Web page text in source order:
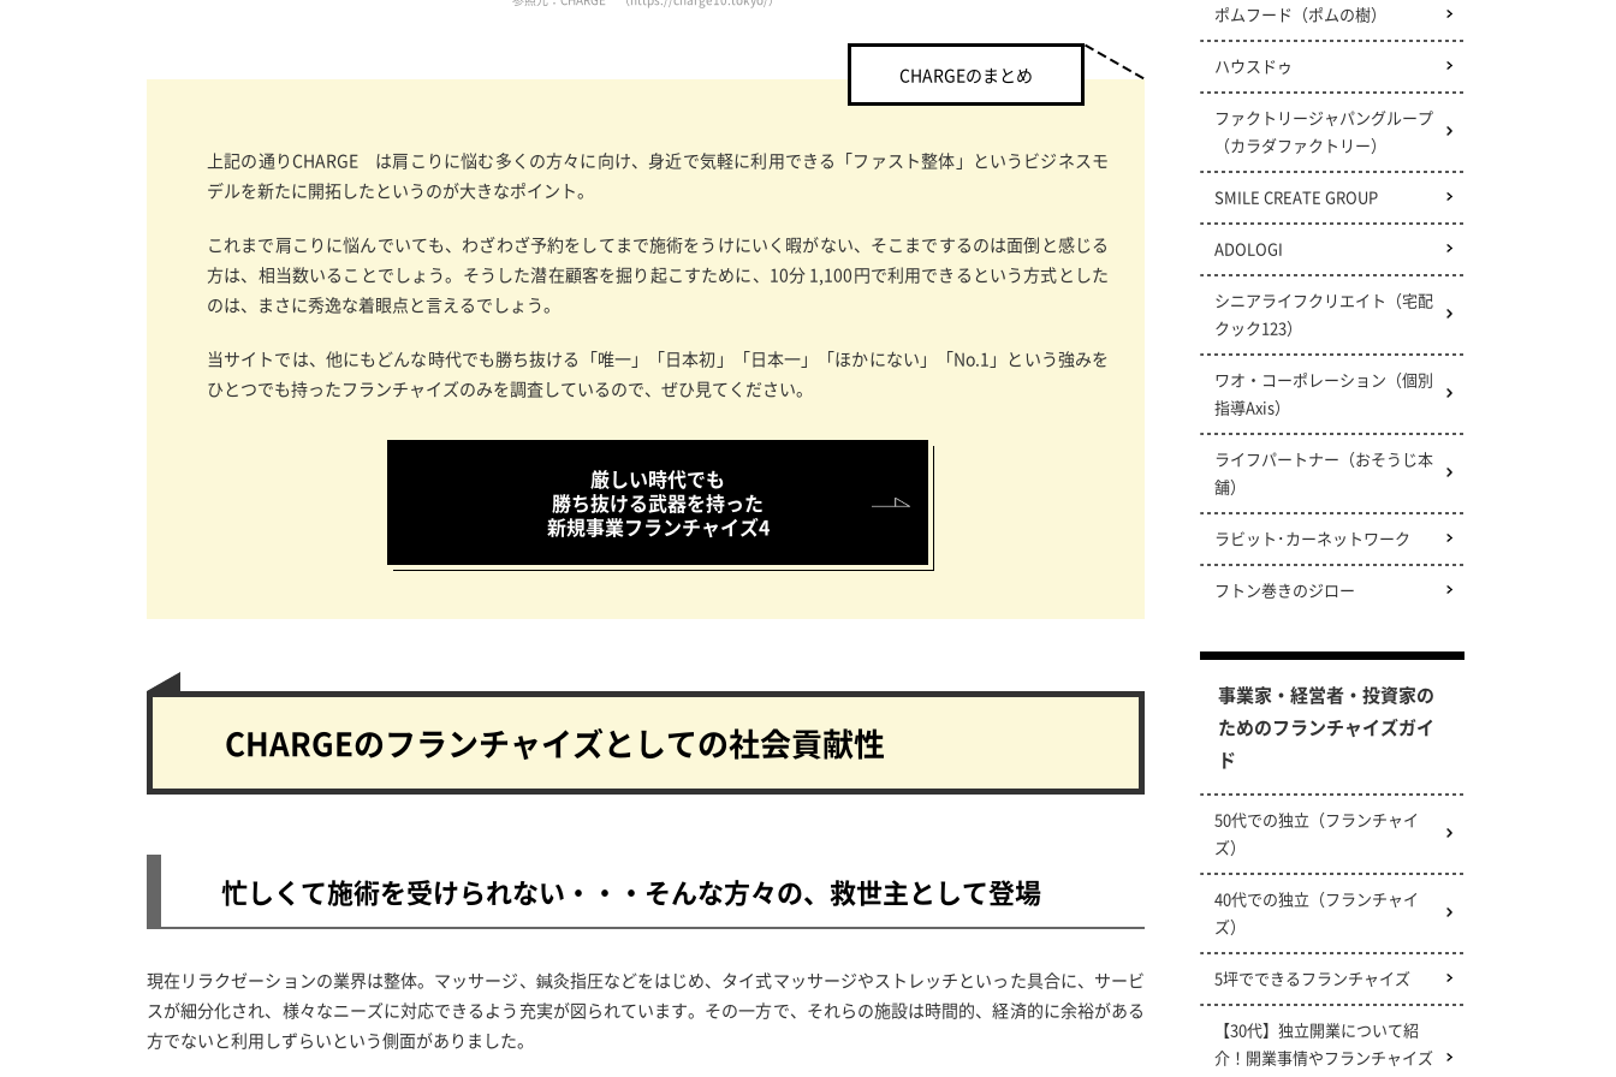
CHARGEのまとめ
上記の通りCHARGE は肩こりに悩む多くの方々に向け、身近で気軽に利用できる「ファスト整体」というビジネスモ
デルを新たに開拓したというのが大きなポイント。
これまで肩こりに悩んでいても、わざわざ予約をしてまで施術をうけにいく暇がない、そこまでするのは面倒と感じる
方は、相当数いることでしょう。そうした潜在顧客を掘り起こすために、10分 1,100円で利用できるという方式とした
のは、まさに秀逸な着眼点と言えるでしょう。
当サイトでは、他にもどんな時代でも勝ち抜ける「唯一」「日本初」「日本一」「ほかにない」「No.1」という強みを
ひとつでも持ったフランチャイズのみを調査しているので、ぜひ見てください。
厳しい時代でも
勝ち抜ける武器を持った
新規事業フランチャイズ4
CHARGEのフランチャイズとしての社会貢献性
忙しくて施術を受けられない・・・ そんな方々の、救世主として登場
現在リラクゼーションの業界は整体。マッサージ、鍼灸指圧などをはじめ、タイ式マッサージやストレッチといった具合に、サービ
スが細分化され、様々なニーズに対応できるよう充実が図られています。その一方で、それらの施設は時間的、経済的に余裕がある
方でないと利用しずらいという側面がありました。
ポムフード（ポムの樹）
ハウスドゥ
ファクトリージャパングループ
（カラダファクトリー）
SMILE CREATE GROUP
ADOLOGI
シニアライフクリエイト （宅配
クック123）
ワオ・コーポレーション （個別
指導Axis）
ライフパートナー（おそうじ本
舗）
ラビット･カーネットワーク
フトン巻きのジロー
事業家・経営者・投資家の
ためのフランチャイズガイ
ド
50代での独立（フランチャイ
ズ）
40代での独立（フランチャイ
ズ）
5坪でできるフランチャイズ
【30代】独立開業について紹
介！開業事情やフランチャイズ